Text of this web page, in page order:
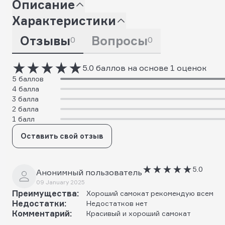
Описание
Характеристики
Отзывы0 Вопросы0
5.0 баллов на основе 1 оценок
5 баллов
4 балла
3 балла
2 балла
1 балл
Оставить свой отзыв
Анонимный пользователь
09 January 2025
5.0
Преимущества: Хороший самокат рекомендую всем
Недостатки: Недостатков нет
Комментарий: Красивый и хороший самокат